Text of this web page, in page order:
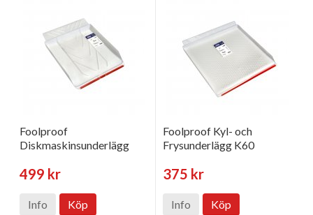
Foolproof
Diskmaskinsunderlägg
499 kr
Info Köp
Foolproof Kyl- och
Frysunderlägg K60
375 kr
Info Köp